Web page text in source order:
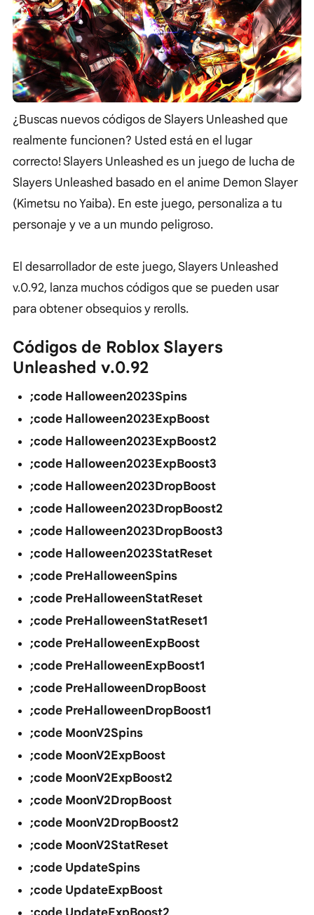
¿Buscas nuevos códigos de Slayers Unleashed que
realmente funcionen? Usted está en el lugar
correcto! Slayers Unleashed es un juego de lucha de
Slayers Unleashed basado en el anime Demon Slayer
(Kimetsu no Yaiba). En este juego, personaliza a tu
personaje y ve a un mundo peligroso.
El desarrollador de este juego, Slayers Unleashed
v.0.92, lanza muchos códigos que se pueden usar
para obtener obsequios y rerolls.
Códigos de Roblox Slayers
Unleashed v.0.92
;code Halloween2023Spins
;code Halloween2023ExpBoost
;code Halloween2023ExpBoost2
;code Halloween2023ExpBoost3
;code Halloween2023DropBoost
;code Halloween2023DropBoost2
;code Halloween2023DropBoost3
;code Halloween2023StatReset
;code PreHalloweenSpins
;code PreHalloweenStatReset
;code PreHalloweenStatReset1
;code PreHalloweenExpBoost
;code PreHalloweenExpBoost1
;code PreHalloweenDropBoost
;code PreHalloweenDropBoost1
;code MoonV2Spins
;code MoonV2ExpBoost
;code MoonV2ExpBoost2
;code MoonV2DropBoost
;code MoonV2DropBoost2
;code MoonV2StatReset
;code UpdateSpins
;code UpdateExpBoost